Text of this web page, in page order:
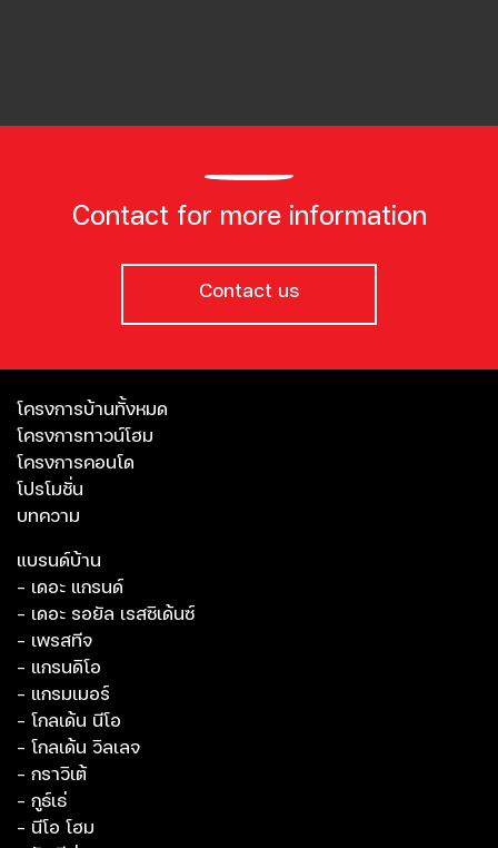
Contact for more information
Contact us
โครงการบ้านทั้งหมด
โครงการทาวน์โฮม
โครงการคอนโด
โปรโมชั่น
บทความ
แบรนด์บ้าน
- เดอะ แกรนด์
- เดอะ รอยัล เรสซิเด้นซ์
- เพรสทีจ
- แกรนดิโอ
- แกรมเมอร์
- โกลเด้น นีโอ
- โกลเด้น วิลเลจ
- กราวิเต้
- กูธ์เธ่
- นีโอ โฮม